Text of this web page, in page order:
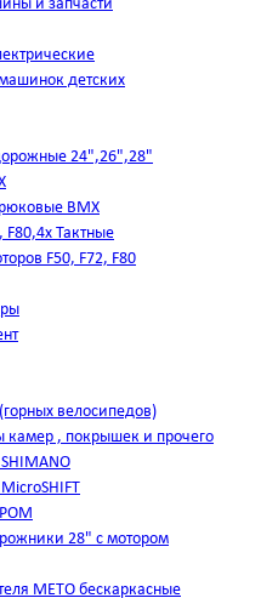
и запчасти
детских
24",26",28"
BMX
F80,4х Тактные
F50, F72, F80
велосипедов)
камер , покрышек и прочего
28" с мотором
METO бескаркасные